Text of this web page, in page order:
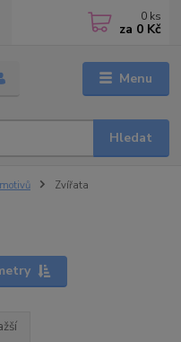
Menu
Hledat
0 ks
za 0 Kč
Zvířata